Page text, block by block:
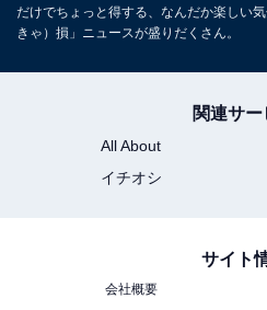
だけでちょっと得する、なんだか楽しい
きゃ）損」ニュースが盛りだくさん。
関連サー
All About
イチオシ
サイト
会社概要